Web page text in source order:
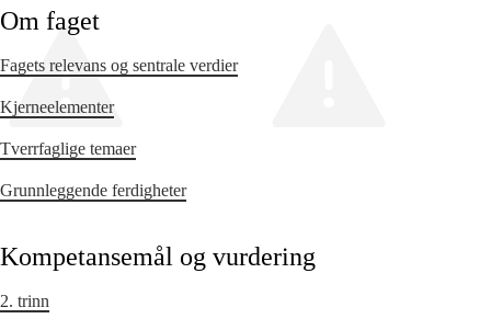
Om faget
Fagets relevans og sentrale verdier
Kjerneelementer
Tverrfaglige temaer
Grunnleggende ferdigheter
Kompetansemål og vurdering
2. trinn